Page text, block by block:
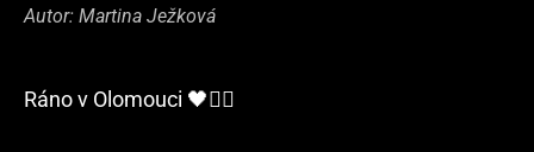
Autor: Martina Ježková
Ráno v Olomouci 🖤🏴‍☠️